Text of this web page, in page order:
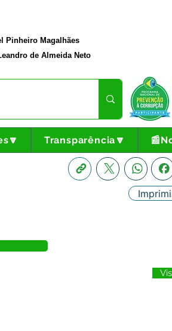
Pinheiro Magalhães
de Almeida Neto
Transparência🔽